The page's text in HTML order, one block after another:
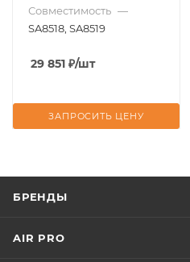
Совместимость —
SA8518, SA8519
29 851 ₽/шт
ЗАПРОСИТЬ ЦЕНУ
БРЕНДЫ
AIR PRO